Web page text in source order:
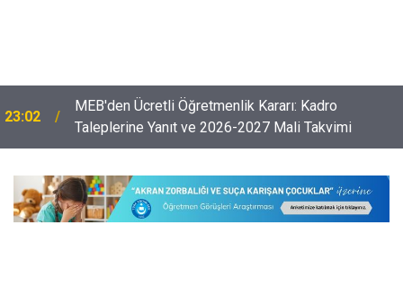
22:32
Öğretmenlerin Özür Grubu İller Arası Muhtemel İl
Emri Atama Tarihleri